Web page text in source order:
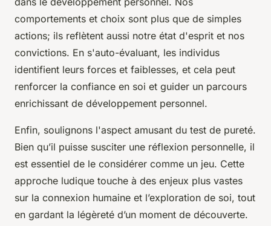
comportements et choix sont plus que de simples
actions; ils reflètent aussi notre état d'esprit et nos
convictions. En s'auto-évaluant, les individus
identifient leurs forces et faiblesses, et cela peut
renforcer la confiance en soi et guider un parcours
enrichissant de développement personnel.
Enfin, soulignons l'aspect amusant du test de pureté.
Bien qu’il puisse susciter une réflexion personnelle, il
est essentiel de le considérer comme un jeu. Cette
approche ludique touche à des enjeux plus vastes
sur la connexion humaine et l’exploration de soi, tout
en gardant la légèreté d’un moment de découverte.